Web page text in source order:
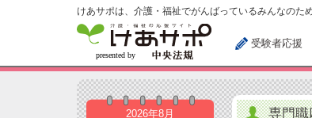
けあサポは、介護・福祉でがんばっているみんなのた
受験者応援
2026年8月 専門職